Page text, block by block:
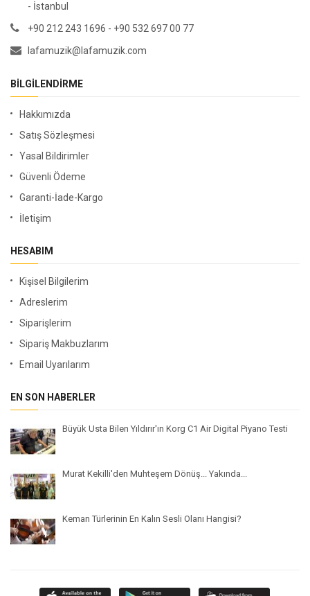
- İstanbul
+90 212 243 1696 - +90 532 697 00 77
lafamuzik@lafamuzik.com
BILGILENDIRME
Hakkımızda
Satış Sözleşmesi
Yasal Bildirimler
Güvenli Ödeme
Garanti-İade-Kargo
İletişim
HESABIM
Kişisel Bilgilerim
Adreslerim
Siparişlerim
Sipariş Makbuzlarım
Email Uyarılarım
EN SON HABERLER
Büyük Usta Bilen Yıldırır'ın Korg C1 Air Digital Piyano Testi
Murat Kekilli'den Muhteşem Dönüş... Yakında...
Keman Türlerinin En Kalın Sesli Olanı Hangisi?